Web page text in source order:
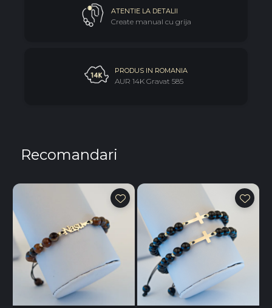
Produsul este livrat incutie eleganta Black Swan Bijoux
ATENTIE LA DETALII
Create manual cu grija
PRODUS IN ROMANIA
AUR 14K Gravat 585
Recomandari